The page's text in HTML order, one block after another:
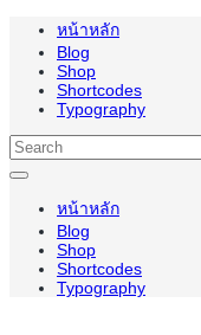
หน้าหลัก
Blog
Shop
Shortcodes
Typography
หน้าหลัก
Blog
Shop
Shortcodes
Typography